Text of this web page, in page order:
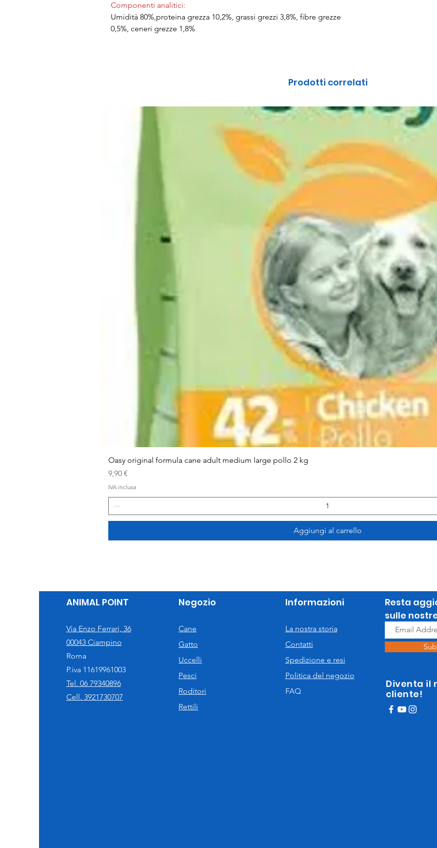
Componenti analitici:
Umidità 80%,proteina grezza 10,2%, grassi grezzi 3,8%, fibre grezze
0,5%, ceneri grezze 1,8%
Prodotti correlati
Oasy original formula cane adult medium large pollo 2 kg
Prezzo
9,90 €
IVA inclusa
Aggiungi al carrello
ANIMAL POINT
Via Enzo Ferrari, 36
00043 Ciampino
Roma
P.iva 11619961003
Tel. 06 79340896
Cell. 3921730707
Negozio
Cane
Gatto
Uccelli
Pesci
Roditori
Rettili
Informazioni
La nostra storia
Contatti
Spedizione e resi
Politica del negozio
FAQ
Resta
sulle
Diventa il
cliente!